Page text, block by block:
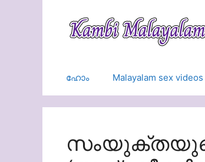
ഹോം Malayalam sex videos